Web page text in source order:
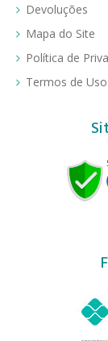
Devoluções
Mapa do Site
Política de
Termos de Uso